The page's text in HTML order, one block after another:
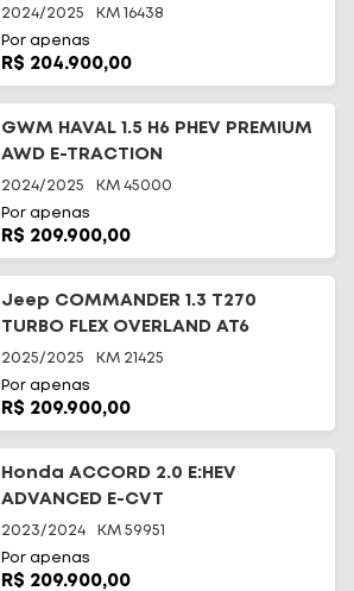
2024/2025 KM 16438
Por apenas
R$ 204.900,00
GWM HAVAL 1.5 H6 PHEV PREMIUM
AWD E-TRACTION
2024/2025 KM 45000
Por apenas
R$ 209.900,00
Jeep COMMANDER 1.3 T270
TURBO FLEX OVERLAND AT6
2025/2025 KM 21425
Por apenas
R$ 209.900,00
Honda ACCORD 2.0 E:HEV
ADVANCED E-CVT
2023/2024 KM 59951
Por apenas
R$ 209.900,00